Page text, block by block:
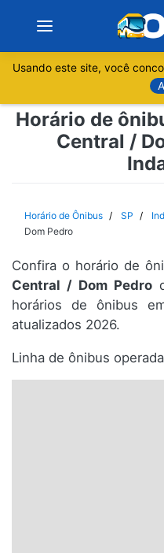
Sobre
Espírito Santo
Paraná
Santa Catarina
Usando este site, você
Horário de
Central /
Horário de Ônibus SP
Dom Pedro
Confira o horário de
Central / Dom Pedro
horários de ônibus
atualizados 2026.
Linha de ônibus